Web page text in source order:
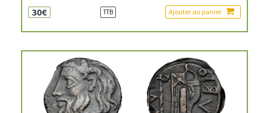
30€ TTB Ajouter au panier